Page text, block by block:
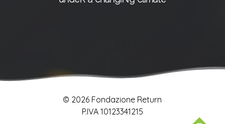
© 2026 Fondazione Return
P.IVA 10123341215